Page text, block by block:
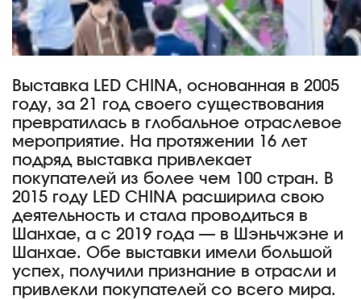
Выставка LED CHINA, основанная в 2005
году, за 21 год своего существования
превратилась в глобальное отраслевое
мероприятие. На протяжении 16 лет
подряд выставка привлекает
покупателей из более чем 100 стран. В
2015 году LED CHINA расширила свою
деятельность и стала проводиться в
Шанхае, а с 2019 года — в Шэньчжэне и
Шанхае. Обе выставки имели большой
успех, получили признание в отрасли и
привлекли покупателей со всего мира.